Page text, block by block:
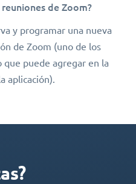
de Zoom?
y programar una nueva
de Zoom (uno de los
que puede agregar en la
aplicación).